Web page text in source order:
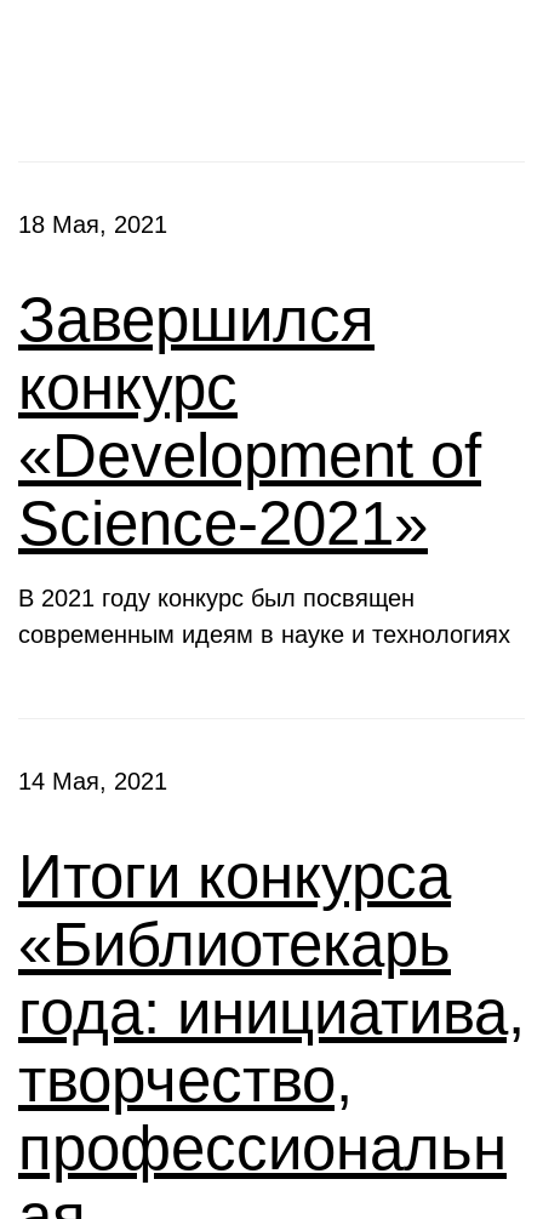
18 Мая, 2021
Завершился
конкурс
«Development of
Science-2021»
В 2021 году конкурс был посвящен
современным идеям в науке и технологиях
14 Мая, 2021
Итоги конкурса
«Библиотекарь
года: инициатива,
творчество,
профессиональн